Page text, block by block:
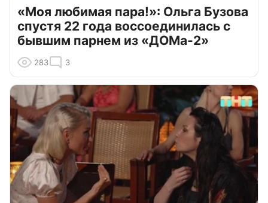
«Моя любимая пара!»: Ольга Бузова
спустя 22 года воссоединилась с
бывшим парнем из «ДОМа-2»
283 3